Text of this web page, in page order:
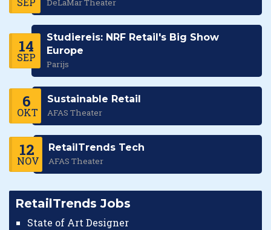
DeLaMar Theater
14
SEP
Studiereis: NRF Retail's Big Show
Europe
Parijs
6
OKT
Sustainable Retail
AFAS Theater
12
NOV
RetailTrends Tech
AFAS Theater
RetailTrends Jobs
State of Art Designer